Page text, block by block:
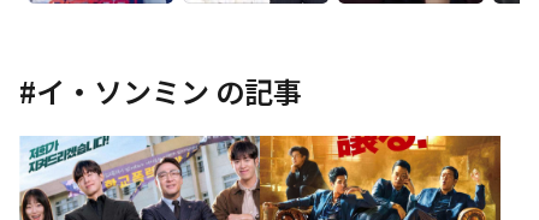
#イ・ソンミン の記事